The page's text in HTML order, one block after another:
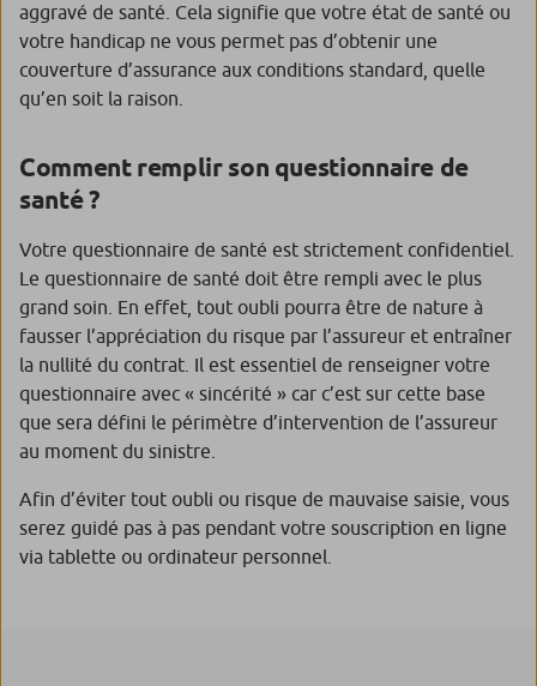
aggravé de santé. Cela signifie que votre état de santé ou
votre handicap ne vous permet pas d’obtenir une
couverture d’assurance aux conditions standard, quelle
qu’en soit la raison.
Comment remplir son questionnaire de
santé ?
Votre questionnaire de santé est strictement confidentiel.
Le questionnaire de santé doit être rempli avec le plus
grand soin. En effet, tout oubli pourra être de nature à
fausser l’appréciation du risque par l’assureur et entraîner
la nullité du contrat. Il est essentiel de renseigner votre
questionnaire avec « sincérité » car c’est sur cette base
que sera défini le périmètre d’intervention de l’assureur
au moment du sinistre.
Afin d’éviter tout oubli ou risque de mauvaise saisie, vous
serez guidé pas à pas pendant votre souscription en ligne
via tablette ou ordinateur personnel.